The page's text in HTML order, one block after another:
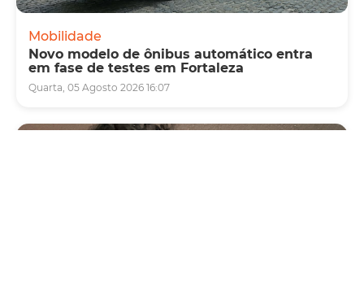
Mobilidade
Novo modelo de ônibus automático entra
em fase de testes em Fortaleza
Quarta, 05 Agosto 2026 16:07